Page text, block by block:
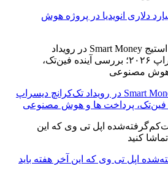
۱ میلیارد دلاری انویدیا در پروژه هوش
رونمایی از استیج Smart Money در رویداد تک‌کرانچ دیسراپ
اپل تی وی که این آخر هفته باید